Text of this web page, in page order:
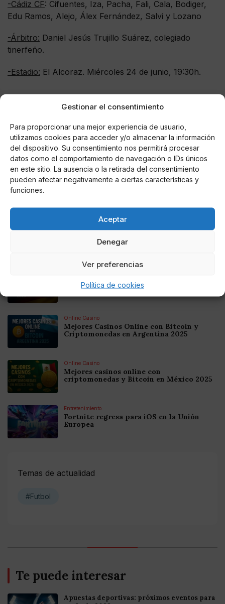
Gestionar el consentimiento
Para proporcionar una mejor experiencia de usuario,
utilizamos cookies para acceder y/o almacenar la información
del dispositivo. Su consentimiento nos permitirá procesar
datos como el comportamiento de navegación o IDs únicos
en este sitio. La ausencia o la retirada del consentimiento
pueden afectar negativamente a ciertas características y
funciones.
Aceptar
Denegar
Ver preferencias
Política de cookies
-Cádiz CF: Cifuentes, Iza, Pacha, Fali, Cala, Bodiger,
Edu Ramos, Alejo, Álex Fernández, Salvi y Lozano
-Árbitro: Daniel Jesús Trujillo Suárez, colegiado
tinerfeño.
-Estadio: El Alcoraz. Miércoles 24 de junio, 19:30h.
Anlopez7
Actual estudiante de periodismo en la
Universidad de Sevilla. Tras colaborar con
diversos medios y clubes, sigo
profesionalizándome cubriendo numerosos
Mejores Cripto Casinos Online en
Colombia 2025: Bitcoin Casinos
Online Casino
Mejores Casinos Online con Bitcoin y
Criptomonedas en Argentina 2025
Online Casino
Mejores casinos online con
criptomonedas y Bitcoin en México 2025
Entretenimiento
Fortnite regresa para iOS en la Unión
Europea
Temas de actualidad
#Futbol
Te puede interesar
Apuestas deportivas: próximos eventos para